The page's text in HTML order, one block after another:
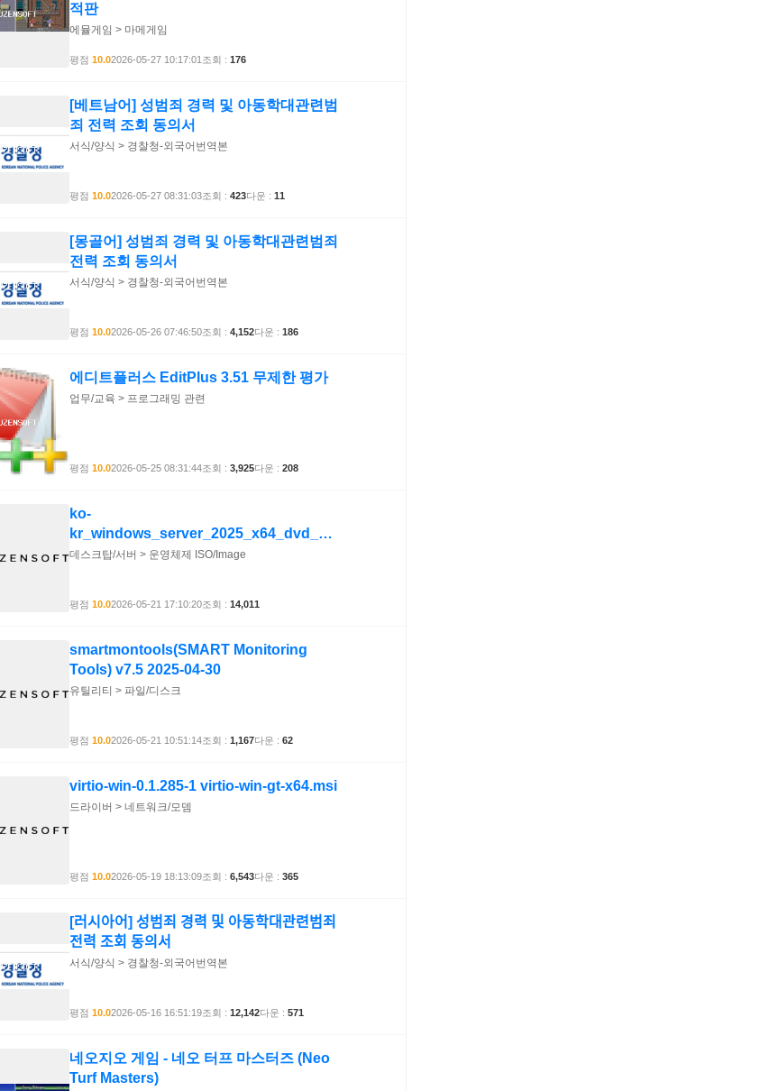
적판
에뮬게임 > 마메게임
평점 10.02026-05-27 10:17:01 조회 : 176
[베트남어] 성범죄 경력 및 아동학대관련범
죄 전력 조회 동의서
서식/양식 > 경찰청-외국어번역본
평점 10.02026-05-27 08:31:03조회 : 423다운 : 11
[몽골어] 성범죄 경력 및 아동학대관련범죄
전력 조회 동의서
서식/양식 > 경찰청-외국어번역본
평점 10.02026-05-26 07:46:50조회 : 4,152다운 : 186
에디트플러스 EditPlus 3.51 무제한 평가
업무/교육 > 프로그래밍 관련
평점 10.02026-05-25 08:31:44조회 : 3,925다운 : 208
ko-
kr_windows_server_2025_x64_dvd_85109737.iso
데스크탑/서버 > 운영체제 ISO/Image
평점 10.02026-05-21 17:10:20조회 : 14,011
smartmontools(SMART Monitoring
Tools) v7.5 2025-04-30
유틸리티 > 파일/디스크
평점 10.02026-05-21 10:51:14조회 : 1,167다운 : 62
virtio-win-0.1.285-1 virtio-win-gt-x64.msi
드라이버 > 네트워크/모뎀
평점 10.02026-05-19 18:13:09조회 : 6,543다운 : 365
[러시아어] 성범죄 경력 및 아동학대관련범죄
전력 조회 동의서
서식/양식 > 경찰청-외국어번역본
평점 10.02026-05-16 16:51:19조회 : 12,142다운 : 571
네오지오 게임 - 네오 터프 마스터즈 (Neo
Turf Masters)